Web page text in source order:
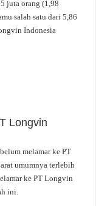
juta orang (1,98
salah satu dari 5,86
Indonesia
Longvin
melamar ke PT
umumnya terlebih
ke PT Longvin
ini.